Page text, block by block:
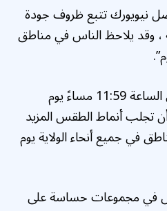
نيويورك تتبع ظروف جودة
، وقد يلاحظ الناس في مناطق
يظل الاستشاري ساريًا حتى الساعة 11:59 مساءً يوم
تجلب أنماط الطقس المزيد
في جميع أنحاء الولاية يوم
مجموعات حساسة على